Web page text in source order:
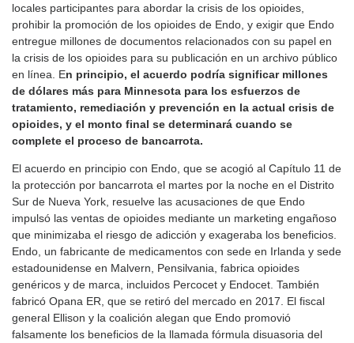
locales participantes para abordar la crisis de los opioides,
prohibir la promoción de los opioides de Endo, y exigir que Endo
entregue millones de documentos relacionados con su papel en
la crisis de los opioides para su publicación en un archivo público
en línea. En principio, el acuerdo podría significar millones
de dólares más para Minnesota para los esfuerzos de
tratamiento, remediación y prevención en la actual crisis de
opioides, y el monto final se determinará cuando se
complete el proceso de bancarrota.
El acuerdo en principio con Endo, que se acogió al Capítulo 11 de
la protección por bancarrota el martes por la noche en el Distrito
Sur de Nueva York, resuelve las acusaciones de que Endo
impulsó las ventas de opioides mediante un marketing engañoso
que minimizaba el riesgo de adicción y exageraba los beneficios.
Endo, un fabricante de medicamentos con sede en Irlanda y sede
estadounidense en Malvern, Pensilvania, fabrica opioides
genéricos y de marca, incluidos Percocet y Endocet. También
fabricó Opana ER, que se retiró del mercado en 2017. El fiscal
general Ellison y la coalición alegan que Endo promovió
falsamente los beneficios de la llamada fórmula disuasoria del